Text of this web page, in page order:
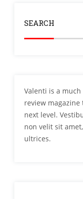
SEARCH
Valenti is a
review magazine
next level.
non velit sit
ultrices.